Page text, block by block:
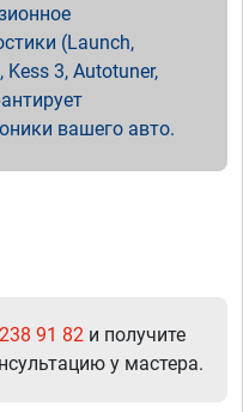
(Launch,
3, Autotuner,
вашего авто.
91 82 и получите
у мастера.